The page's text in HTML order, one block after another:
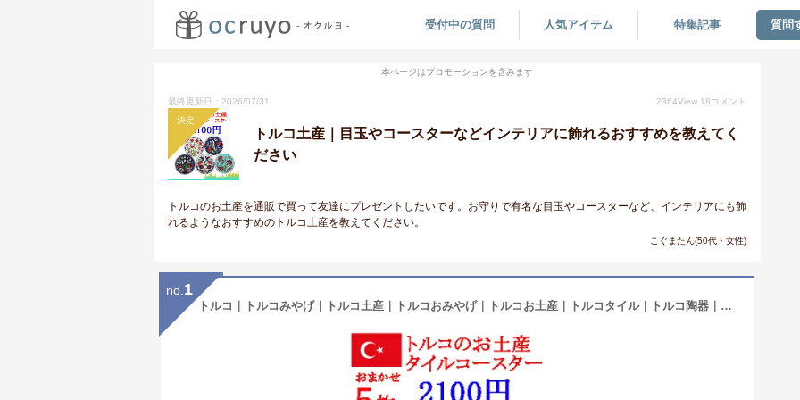
受付中の質問 人気アイテム 特集記事 質問
本ページはプロモーションを含みます
最終更新日：2026/07/31 2364View 18 コメント
決定
トルコ土産｜目玉やコースターなどインテリアに飾れるおすすめを教えてく
ださい
トルコのお土産を通販で買って友達にプレゼントしたいです。お守りで有名な目玉やコースターなど、インテリアにも飾
れるようなおすすめのトルコ土産を教えてください。
こぐまたん(50代・女性)
no. 1
トルコ｜トルコみやげ｜トルコ土産｜トルコおみやげ｜トルコお土産｜トルコタイル｜トルコ陶器｜トルコ雑貨｜コースター｜丸タイル【小】5枚セット